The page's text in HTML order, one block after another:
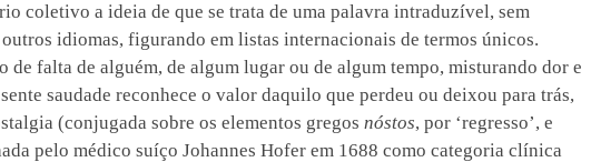
coletivo a ideia de que se trata de uma palavra intraduzível, sem
idiomas, figurando em listas internacionais de termos únicos.
de falta de alguém, de algum lugar ou de algum tempo, misturando dor e
saudade reconhece o valor daquilo que perdeu ou deixou para trás,
(conjugada sobre os elementos gregos nóstos, por ‘regresso’, e
pelo médico suíço Johannes Hofer em 1688 como categoria clínica